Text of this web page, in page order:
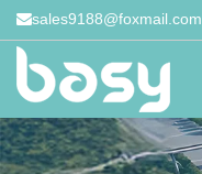
sales9188@foxmail.com